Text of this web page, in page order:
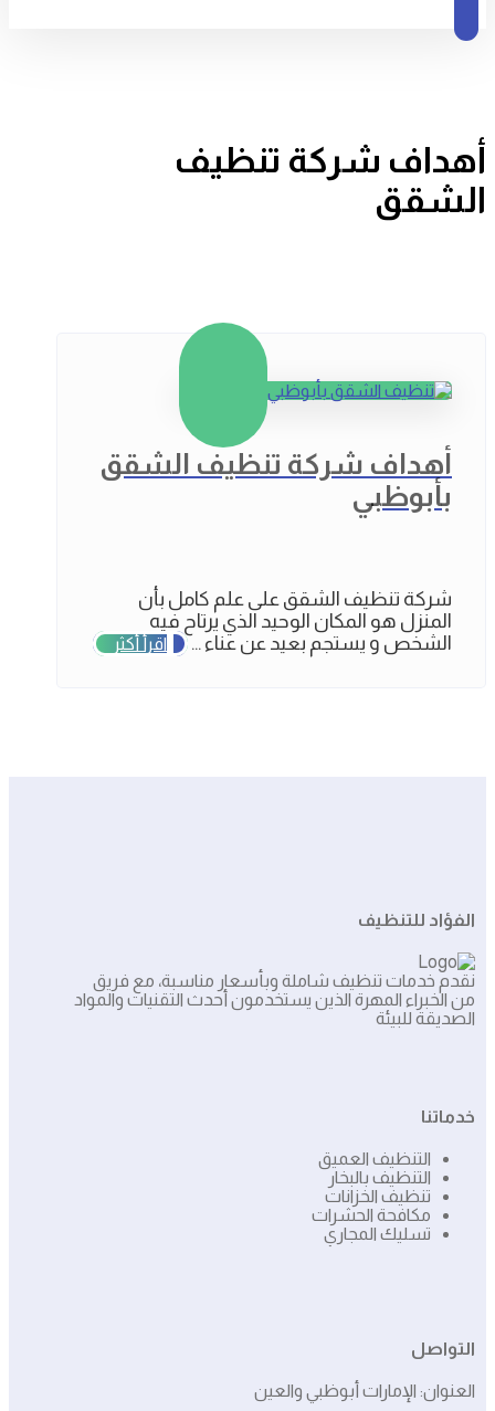
أهداف شركة تنظيف
الشقق
أهداف شركة تنظيف الشقق
بأبوظبي
شركة تنظيف الشقق على علم كامل بأن
المنزل هو المكان الوحيد الذي يرتاح فيه
الشخص و يستجم بعيد عن عناء ...
اقرأ أكثر
الفؤاد للتنظيف
نقدم خدمات تنظيف شاملة وبأسعار مناسبة، مع فريق
من الخبراء المهرة الذين يستخدمون أحدث التقنيات والمواد
الصديقة للبيئة
خدماتنا
التنظيف العميق
التنظيف بالبخار
تنظيف الخزانات
مكافحة الحشرات
تسليك المجاري
التواصل
العنوان: الإمارات أبوظبي والعين